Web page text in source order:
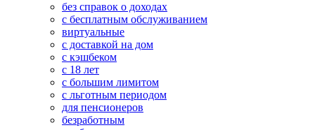
без справок о доходах
с бесплатным обслуживанием
виртуальные
с доставкой на дом
с кэшбеком
с 18 лет
с большим лимитом
с льготным периодом
для пенсионеров
безработным